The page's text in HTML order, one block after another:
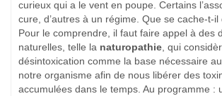
curieux qui a le vent en poupe. Certains
cure, d’autres à un régime. Que se cache-t-
Pour le comprendre, il faut faire appel à des
naturelles, telle la naturopathie, qui
désintoxication comme la base nécessaire
notre organisme afin de nous libérer des
accumulées dans le temps. Au programme :